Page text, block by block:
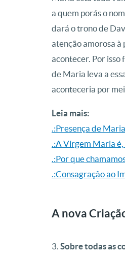
a quem porás o
dará o trono de
atenção amorosa à
acontecer. Por isso
de Maria leva a
aconteceria por
Leia mais:
.:Presença de
.:A Virgem Maria
.:Por que
.:Consagração ao
A nova
3. Sobre todas as